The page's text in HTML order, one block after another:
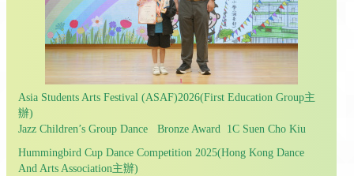
Asia Students Arts Festival (ASAF)2026(First Education Group主
辦)
Jazz Children’s Group Dance Bronze Award 1C Suen Cho Kiu
Hummingbird Cup Dance Competition 2025(Hong Kong Dance
And Arts Association主辦)